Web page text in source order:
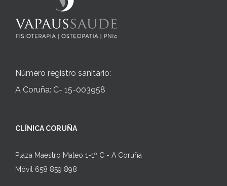
Número registro sanitario:
A Coruña: C- 15-003958
CLÍNICA CORUÑA
Plaza Maestro Mateo 1-1º C - A Coruña
Móvil 658 859 898